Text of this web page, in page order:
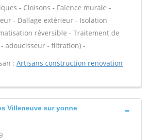
- Cloisons - Faïence murale -
- Dallage extérieur - Isolation
réversible - Traitement de
adoucisseur - filtration) -
: Artisans construction renovation
Villeneuve sur yonne